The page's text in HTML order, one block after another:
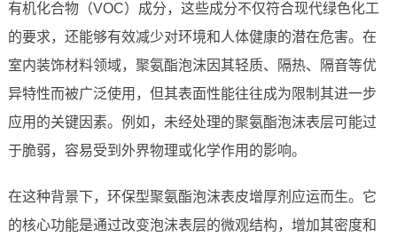
有机化合物（VOC）成分，这些成分不仅符合现代绿色化工
的要求，还能够有效减少对环境和人体健康的潜在危害。在
室内装饰材料领域，聚氨酯泡沫因其轻质、隔热、隔音等优
异特性而被广泛使用，但其表面性能往往成为限制其进一步
应用的关键因素。例如，未经处理的聚氨酯泡沫表层可能过
于脆弱，容易受到外界物理或化学作用的影响。
在这种背景下，环保型聚氨酯泡沫表皮增厚剂应运而生。它
的核心功能是通过改变泡沫表层的微观结构，增加其密度和